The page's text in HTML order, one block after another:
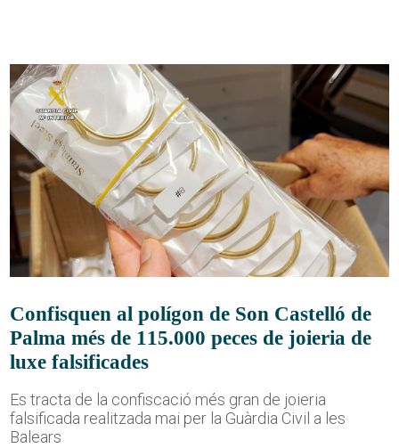
Confisquen al polígon de Son Castelló de
Palma més de 115.000 peces de joieria de
luxe falsificades
Es tracta de la confiscació més gran de joieria
falsificada realitzada mai per la Guàrdia Civil a les
Balears